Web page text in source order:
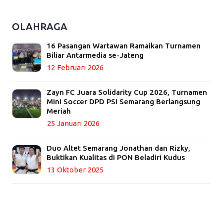
OLAHRAGA
16 Pasangan Wartawan Ramaikan Turnamen
Biliar Antarmedia se-Jateng
12 Februari 2026
Zayn FC Juara Solidarity Cup 2026, Turnamen
Mini Soccer DPD PSI Semarang Berlangsung
Meriah
25 Januari 2026
Duo Altet Semarang Jonathan dan Rizky,
Buktikan Kualitas di PON Beladiri Kudus
13 Oktober 2025